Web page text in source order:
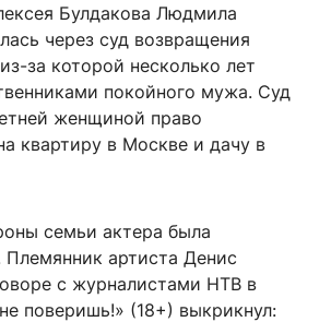
Булдакова Людмила
через суд возвращения
за которой несколько лет
покойного мужа. Суд
женщиной право
квартиру в Москве и дачу в
семьи актера была
артиста Денис
с журналистами НТВ в
поверишь!» (18+) выкрикнул: